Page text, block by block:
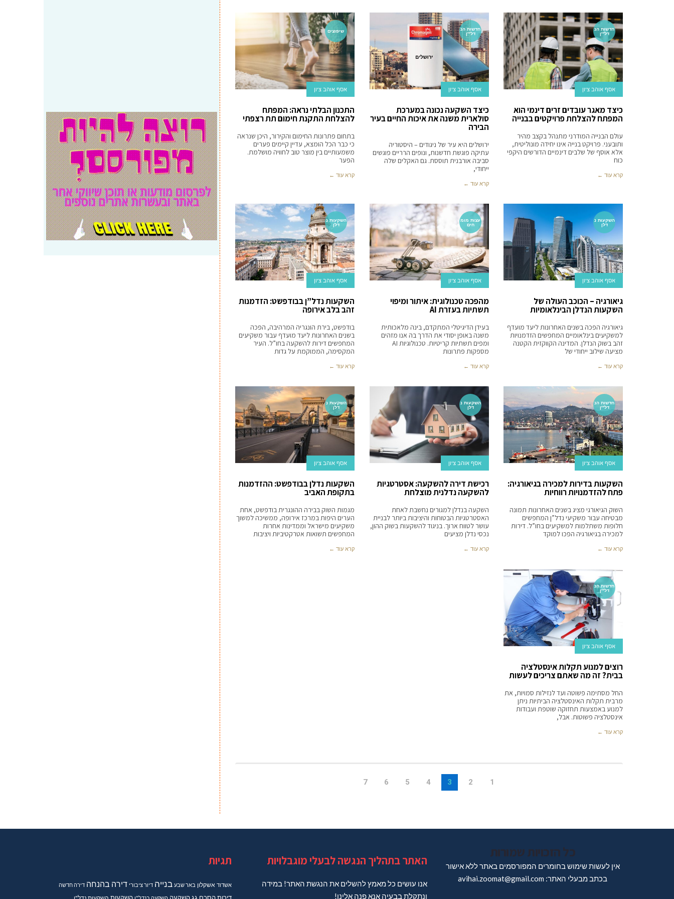
חדשות הנ
דל''ן
אסף אוהב ציון
כיצד מאגר עובדים זרים דינמי הוא
המפתח להצלחת פרויקטים בבנייה
עולם הבנייה המודרני מתנהל בקצב מהיר
ותובעני. פרויקט בנייה אינו יחידה מונוליטית,
אלא אוסף של שלבים דינמיים הדורשים היקפי
כוח
קרא עוד ←
חדשות הנ
דל''ן
אסף אוהב ציון
כיצד השקעה נכונה במערכת
סולארית משנה את איכות החיים בעיר
הבירה
ירושלים היא עיר של ניגודים – היסטוריה
עתיקה פוגשת חדשנות, ונופים הרריים פוגשים
סביבה אורבנית תוססת. גם האקלים שלה
ייחודי,
קרא עוד ←
שיפוצים
אסף אוהב ציון
התכנון הבלתי נראה: המפתח
להצלחת התקנת חימום תת רצפתי
בתחום פתרונות החימום והקירור, היכן שנראה
כי כבר הכל הומצא, עדיין קיימים פערים
משמעותיים בין מוצר טוב לחוויה מושלמת.
הפער
קרא עוד ←
השקעות נ
דלן
אסף אוהב ציון
גיאורגיה – הכוכב העולה של
השקעות הנדלן הבינלאומיות
גיאורגיה הפכה בשנים האחרונות ליעד מועדף
למשקיעים בינלאומיים המחפשים הזדמנויות
זהב בשוק הנדלן. המדינה הקווקזית הקטנה
מציעה שילוב ייחודי של
קרא עוד ←
עצות מומ
חים
אסף אוהב ציון
מהפכה טכנולוגית: איתור ומיפוי
תשתיות בעזרת AI
בעידן הדיגיטלי המתקדם, בינה מלאכותית
משנה באופן יסודי את הדרך בה אנו מזהים
ומפים תשתיות קריטיות. טכנולוגיות AI
מספקות פתרונות
קרא עוד ←
השקעות נ
דלן
אסף אוהב ציון
השקעות נדל”ן בבודפשט: הזדמנות
זהב בלב אירופה
בודפשט, בירת הונגריה המרהיבה, הפכה
בשנים האחרונות ליעד מועדף עבור משקיעים
המחפשים דירות להשקעה בחו”ל. העיר
המקסימה, הממוקמת על גדות
קרא עוד ←
חדשות הנ
דל''ן
אסף אוהב ציון
השקעות בדירות למכירה בגיאורגיה:
פתח להזדמנויות רווחיות
השוק הגיאורגי מציג בשנים האחרונות תמונה
מבטיחה עבור משקיעי נדל”ן המחפשים
חלופות משתלמות למשקיעים בחו”ל. דירות
למכירה בגיאורגיה הפכו למוקד
קרא עוד ←
השקעות נ
דלן
אסף אוהב ציון
רכישת דירה להשקעה: אסטרטגיות
להשקעה נדלנית מוצלחת
השקעה בנדלן למגורים נחשבת לאחת
האסטרטגיות הבטוחות והיציבות ביותר לבניית
עושר לטווח ארוך. בניגוד להשקעות בשוק ההון,
נכסי נדלן מציעים
קרא עוד ←
השקעות נ
דלן
אסף אוהב ציון
השקעות נדלן בבודפשט: ההזדמנות
בתקופת האביב
מגמות השוק בבירה ההונגרית בודפשט, אחת
הערים היפות במרכז אירופה, ממשיכה למשוך
משקיעים מישראל וממדינות אחרות
המחפשים תשואות אטרקטיביות ויציבות
קרא עוד ←
חדשות הנ
דל''ן
אסף אוהב ציון
רוצים למנוע תקלות אינסטלציה
בבית? זה מה שאתם צריכים לעשות
החל מסתימה פשוטה ועד לנזילות סמויות, את
מרבית תקלות האינסטלציה הביתיות ניתן
למנוע באמצעות תחזוקה שוטפת ועבודות
אינסטלציה פשוטות. אבל,
קרא עוד ←
1
2
3
4
5
6
7
כל הזכויות שמורות
אין לעשות שימוש בחומרים המפורסמים באתר ללא אישור
בכתב מבעלי האתר: avihai.zoomat@gmail.com
האתר בתהליך הנגשה לבעלי מוגבלויות
אנו עושים כל מאמץ להשלים את הנגשת האתר! במידה
ונתקלת בבעיה אנא פנה אלינו!
תגיות
אשדוד אשקלון באר שבע בנייה דיור ציבורי דירה בהנחה דירה חדשה